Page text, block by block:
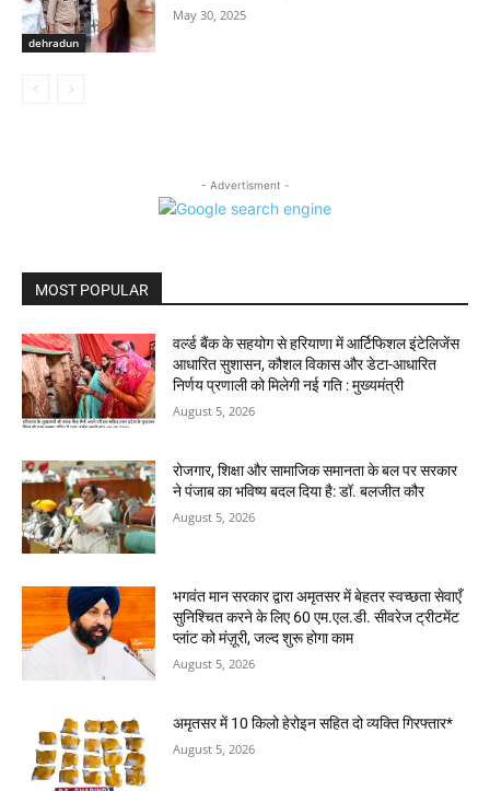
dehradun
May 30, 2025
- Advertisment -
MOST POPULAR
वर्ल्ड बैंक के सहयोग से हरियाणा में आर्टिफिशल इंटेलिजेंस
आधारित सुशासन, कौशल विकास और डेटा-आधारित
निर्णय प्रणाली को मिलेगी नई गति : मुख्यमंत्री
August 5, 2026
रोजगार, शिक्षा और सामाजिक समानता के बल पर सरकार
ने पंजाब का भविष्य बदल दिया है: डॉ. बलजीत कौर
August 5, 2026
भगवंत मान सरकार द्वारा अमृतसर में बेहतर स्वच्छता सेवाएँ
सुनिश्चित करने के लिए 60 एम.एल.डी. सीवरेज ट्रीटमेंट
प्लांट को मंज़ूरी, जल्द शुरू होगा काम
August 5, 2026
अमृतसर में 10 किलो हेरोइन सहित दो व्यक्ति गिरफ्तार*
August 5, 2026